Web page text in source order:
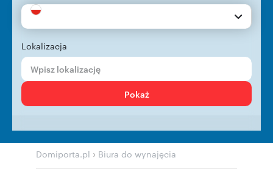
Lokalizacja
Pokaż
Domiporta.pl › Biura do wynajęcia